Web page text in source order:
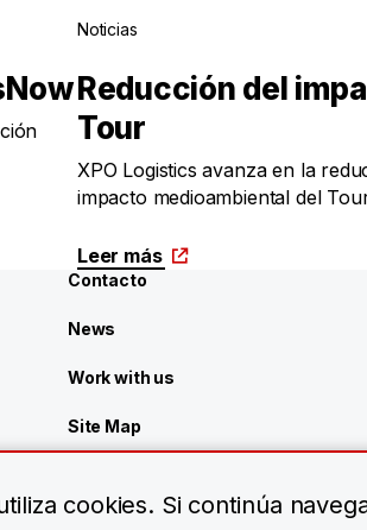
Noticias
Reducción del
Tour
XPO Logistics avanza en la
impacto medioambiental del
Leer más
Contacto
News
Work with us
Site Map
cookies. Si continúa